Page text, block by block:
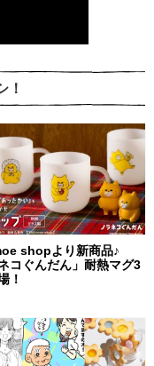
！
shopより新商品♪
ネコぐんだん」耐熱マグ3
！